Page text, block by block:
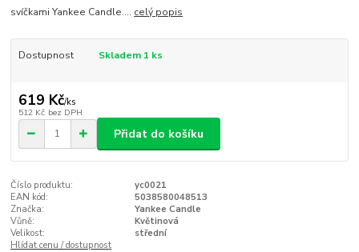
svíčkami Yankee Candle.... celý popis
Dostupnost Skladem 1 ks
619 Kč/ks
512 Kč bez DPH
Přidat do košíku
Číslo produktu:
yc0021
EAN kód:
5038580048513
Značka:
Yankee Candle
Vůně:
Květinová
Velikost:
střední
Hlídat cenu / dostupnost